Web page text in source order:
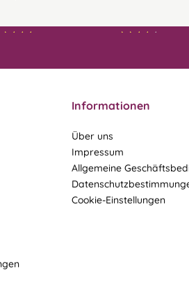
Informationen
Über uns
Impressum
Allgemeine
Cookie-Einstellungen